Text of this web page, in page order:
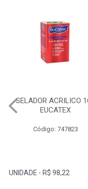
MASSA PARA
BASE 3,7KG SUVINIL
Código: 746577